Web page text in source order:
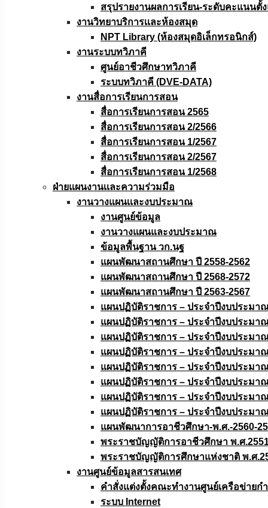
สรุปรายงานผลการเรียน-ระดับคะแนนตั้
งานวิทยาบริการเเละห้องสมุด
NPT Library (ห้องสมุดอิเล็กทรอนิกส์)
งานระบบทวิภาคี
ศูนย์อาชีวศึกษาทวิภาคี
ระบบทวิภาคี (DVE-DATA)
งานสื่อการเรียนการสอน
สื่อการเรียนการสอน 2565
สื่อการเรียนการสอน 2/2566
สื่อการเรียนการสอน 1/2567
สื่อการเรียนการสอน 2/2567
สื่อการเรียนการสอน 1/2568
ฝ่ายแผนงานเเละความร่วมมือ
งานวางแผนเเละงบประมาณ
งานศูนย์ข้อมูล
งานวางแผนและงบประมาณ
ข้อมูลพื้นฐาน วก.นฐ
แผนพัฒนาสถานศึกษา ปี 2558-2562
แผนพัฒนาสถานศึกษา ปี 2568-2572
แผนพัฒนาสถานศึกษา ปี 2563-2567
แผนปฏิบัติราชการ – ประจำปีงบประมา
แผนปฏิบัติราชการ – ประจำปีงบประมา
แผนปฏิบัติราชการ – ประจำปีงบประมา
แผนปฏิบัติราชการ – ประจำปีงบประมา
แผนปฏิบัติราชการ – ประจำปีงบประมา
แผนปฏิบัติราชการ – ประจำปีงบประมา
แผนปฏิบัติราชการ – ประจำปีงบประมา
แผนปฏิบัติราชการ – ประจำปีงบประมา
แผนพัฒนาการอาชีวศึกษา-พ.ศ.-2560-
พระราชบัญญัติการอาชีวศึกษา พ.ศ
พระราชบัญญัติการศึกษาแห่งชาติ พ.ศ
งานศูนย์ข้อมูลสารสนเทศ
คำสั่งแต่งตั้งคณะทำงานศูนย์เครือข่าย
ระบบ Internet